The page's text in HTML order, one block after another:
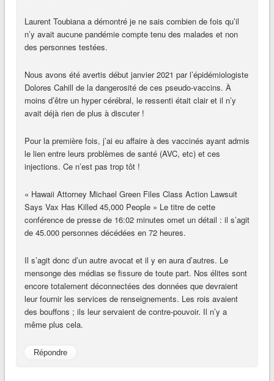
Laurent Toubiana a démontré je ne sais combien de fois qu’il
n’y avait aucune pandémie compte tenu des malades et non
des personnes testées.
Nous avons été avertis début janvier 2021 par l’épidémiologiste
Dolores Cahill de la dangerosité de ces pseudo-vaccins. À
moins d’être un hyper cérébral, le ressenti était clair et il n’y
avait déjà rien de plus à discuter !
Pour la première fois, j’ai eu affaire à des vaccinés ayant admis
le lien entre leurs problèmes de santé (AVC, etc) et ces
injections. Ce n’est pas trop tôt !
« Hawaii Attorney Michael Green Files Class Action Lawsuit
Says Vax Has Killed 45,000 People » Le titre de cette
conférence de presse de 16:02 minutes omet un détail : il s’agit
de 45.000 personnes décédées en 72 heures.
Il s’agit donc d’un autre avocat et il y en aura d’autres. Le
mensonge des médias se fissure de toute part. Nos élites sont
encore totalement déconnectées des données que devraient
leur fournir les services de renseignements. Les rois avaient
des bouffons ; ils leur servaient de contre-pouvoir. Il n’y a
même plus cela.
Répondre